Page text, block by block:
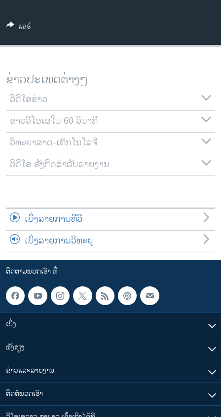
ພາສາອັງກິດ
ລາຍການກະຈາຍສຽງ
ລາຍງານ
ຕິດຕາມພວກເຮົາ ທີ່
ພາສາຕ່າງໆ
ແຊຣ໌
ຂ່າວປະເພດຕ່າງໆ
ວີດີໂອຂ່າວ
ຂ່າວວີໂອເອໃນ 60 ວິນາທີ
ວິທະຍາສາດ-ເທັກໂນໂລຈີ
ວີດີໂອ ອັງກິດສຳລັບລາຍງານ
ເບິ່ງລາຍການທີວີ
ເບິ່ງລາຍການວິທະຍຸ
ຕິດຕາມພວກເຮົາ ທີ່
ເບິ່ງ
ຟັງສຽງ
ຂ່າວແລະລາຍງານ
ຕິດຕໍ່ພວກເຮົາ